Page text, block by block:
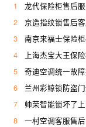
1
龙代保险柜售后
2
京造指纹锁售后
3
南京来福士保险
4
上海杰宝大王保险
5
奇迪空调统一故
6
兰州彩鲸锁防盗
7
帅荣智能锁坏了
8
一村空调客服售